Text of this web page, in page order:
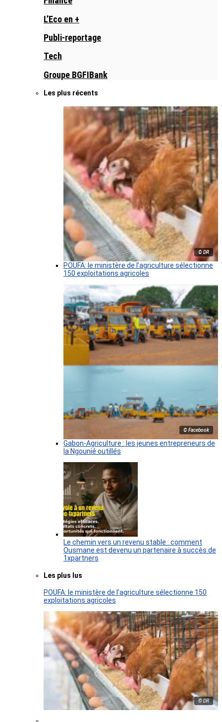
L’Eco en +
Publi-reportage
Tech
Groupe BGFIBank
Les plus récents
© DR
POUFA: le ministère de l’agriculture sélectionne
150 exploitations agricoles
© Facebook
Gabon-Agriculture : les jeunes entrepreneurs de
la Ngounié outillés
Le chemin vers un revenu stable : comment
Ousmane est devenu un partenaire à succès de
1xpartners
Les plus lus
POUFA: le ministère de l’agriculture sélectionne 150
exploitations agricoles
© DR